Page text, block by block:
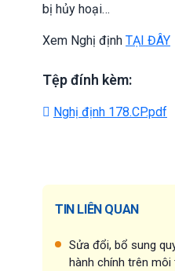
bị hủy hoại…
Xem Nghị định TẠI ĐÂY
Tệp đính kèm:
Nghị định 178.CP.pdf
TIN LIÊN QUAN
Sửa đổi, bổ sung
hành chính trên